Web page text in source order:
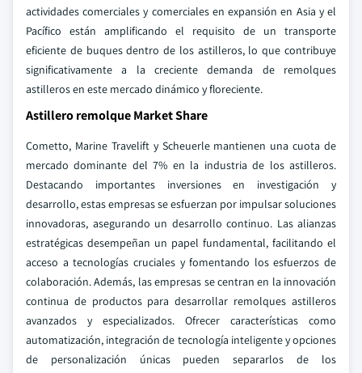
actividades comerciales y comerciales en expansión en Asia y el
Pacífico están amplificando el requisito de un transporte
eficiente de buques dentro de los astilleros, lo que contribuye
significativamente a la creciente demanda de remolques
astilleros en este mercado dinámico y floreciente.
Astillero remolque Market Share
Cometto, Marine Travelift y Scheuerle mantienen una cuota de
mercado dominante del 7% en la industria de los astilleros.
Destacando importantes inversiones en investigación y
desarrollo, estas empresas se esfuerzan por impulsar soluciones
innovadoras, asegurando un desarrollo continuo. Las alianzas
estratégicas desempeñan un papel fundamental, facilitando el
acceso a tecnologías cruciales y fomentando los esfuerzos de
colaboración. Además, las empresas se centran en la innovación
continua de productos para desarrollar remolques astilleros
avanzados y especializados. Ofrecer características como
automatización, integración de tecnología inteligente y opciones
de personalización únicas pueden separarlos de los